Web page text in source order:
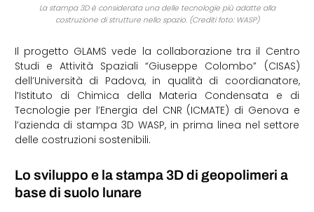
La stampa 3D è considerata una delle tecnologie più adatte alla
costruzione di strutture nello spazio. (Crediti foto: WASP)
Il progetto GLAMS vede la collaborazione tra il Centro
Studi e Attività Spaziali “Giuseppe Colombo” (CISAS)
dell’Università di Padova, in qualità di coordianatore,
l’Istituto di Chimica della Materia Condensata e di
Tecnologie per l’Energia del CNR (ICMATE) di Genova e
l’azienda di stampa 3D WASP, in prima linea nel settore
delle costruzioni sostenibili.
Lo sviluppo e la stampa 3D di geopolimeri a
base di suolo lunare